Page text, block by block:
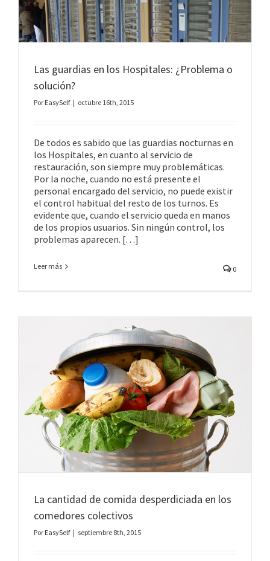
Las guardias en los Hospitales: ¿Problema o
solución?
Por EasySelf | octubre 16th, 2015
De todos es sabido que las guardias nocturnas en
los Hospitales, en cuanto al servicio de
restauración, son siempre muy problemáticas.
Por la noche, cuando no está presente el
personal encargado del servicio, no puede existir
el control habitual del resto de los turnos. Es
evidente que, cuando el servicio queda en manos
de los propios usuarios. Sin ningún control, los
problemas aparecen. […]
Leer más 0
La cantidad de comida desperdiciada en los
comedores colectivos
Por EasySelf | septiembre 8th, 2015